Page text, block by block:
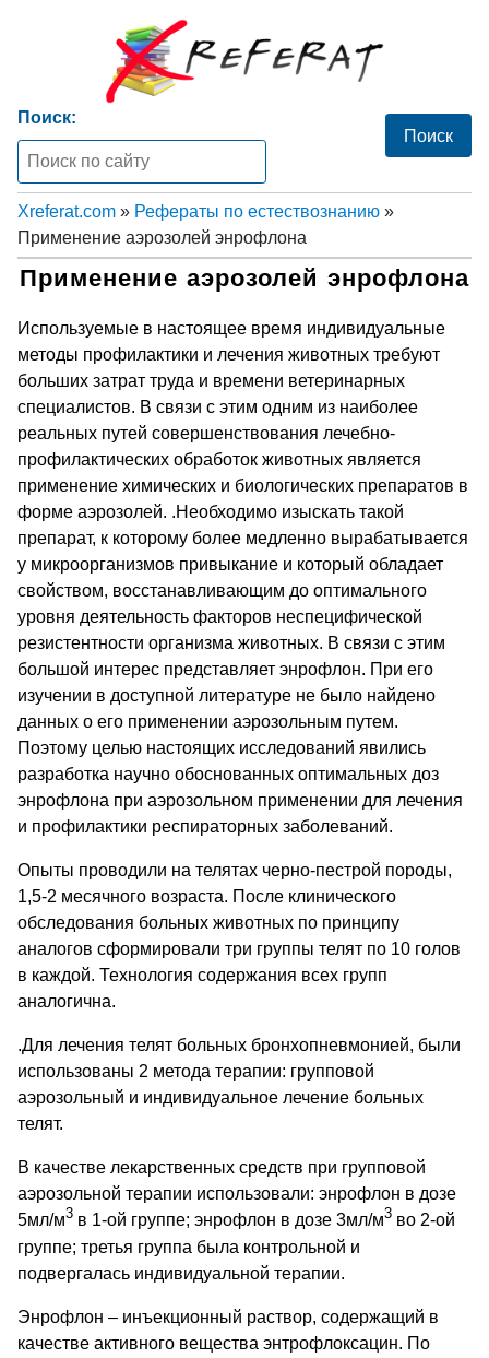
Поиск:
Xreferat.com » Рефераты по естествознанию »
Применение аэрозолей энрофлона
Применение аэрозолей энрофлона
Используемые в настоящее время индивидуальные
методы профилактики и лечения животных требуют
больших затрат труда и времени ветеринарных
специалистов. В связи с этим одним из наиболее
реальных путей совершенствования лечебно-
профилактических обработок животных является
применение химических и биологических препаратов в
форме аэрозолей. .Необходимо изыскать такой
препарат, к которому более медленно вырабатывается
у микроорганизмов привыкание и который обладает
свойством, восстанавливающим до оптимального
уровня деятельность факторов неспецифической
резистентности организма животных. В связи с этим
большой интерес представляет энрофлон. При его
изучении в доступной литературе не было найдено
данных о его применении аэрозольным путем.
Поэтому целью настоящих исследований явились
разработка научно обоснованных оптимальных доз
энрофлона при аэрозольном применении для лечения
и профилактики респираторных заболеваний.
Опыты проводили на телятах черно-пестрой породы,
1,5-2 месячного возраста. После клинического
обследования больных животных по принципу
аналогов сформировали три группы телят по 10 голов
в каждой. Технология содержания всех групп
аналогична.
.Для лечения телят больных бронхопневмонией, были
использованы 2 метода терапии: групповой
аэрозольный и индивидуальное лечение больных
телят.
В качестве лекарственных средств при групповой
аэрозольной терапии использовали: энрофлон в дозе
5мл/м3 в 1-ой группе; энрофлон в дозе 3мл/м3 во 2-ой
группе; третья группа была контрольной и
подвергалась индивидуальной терапии.
Энрофлон – инъекционный раствор, содержащий в
качестве активного вещества энтрофлоксацин. По